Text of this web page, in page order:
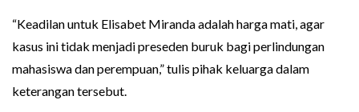
“Keadilan untuk Elisabet Miranda adalah harga mati, agar
kasus ini tidak menjadi preseden buruk bagi perlindungan
mahasiswa dan perempuan,” tulis pihak keluarga dalam
keterangan tersebut.